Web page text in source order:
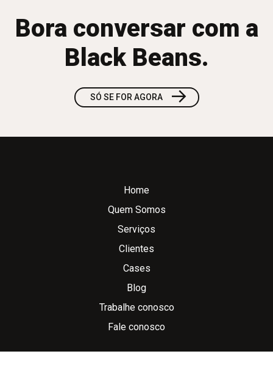
Bora conversar com a
Black Beans.
SÓ SE FOR AGORA →
Home
Quem Somos
Serviços
Clientes
Cases
Blog
Trabalhe conosco
Fale conosco